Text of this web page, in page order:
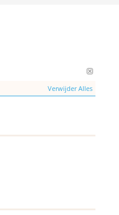
Verwijder Alles